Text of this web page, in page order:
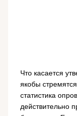
Что касается
якобы
статистика
действительно